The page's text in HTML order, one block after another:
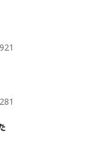
921
281